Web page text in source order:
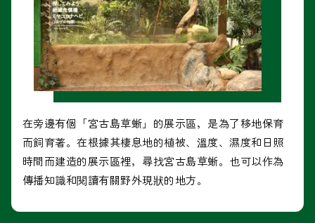
在旁邊有個「宮古島草蜥」的展示區，是為了移地保育
而飼育著。在根據其棲息地的植被、溫度、濕度和日照
時間而建造的展示區裡，尋找宮古島草蜥。也可以作為
傳播知識和閱讀有關野外現狀的地方。